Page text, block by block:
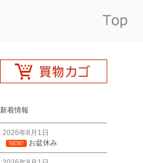
新着情報
2026年8月1日
NEW! お盆休み